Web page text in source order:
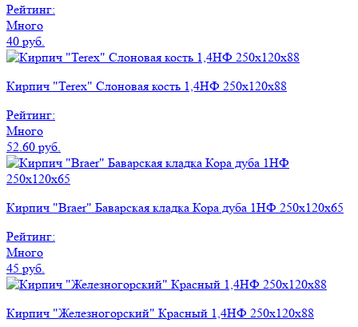
Рейтинг:
Много
40 руб.
Кирпич "Terex" Слоновая кость 1,4НФ 250х120х88
Рейтинг:
Много
52.60 руб.
Кирпич "Braer" Баварская кладка Кора дуба 1НФ 250х120х65
Рейтинг:
Много
45 руб.
Кирпич "Железногорский" Красный 1,4НФ 250х120х88